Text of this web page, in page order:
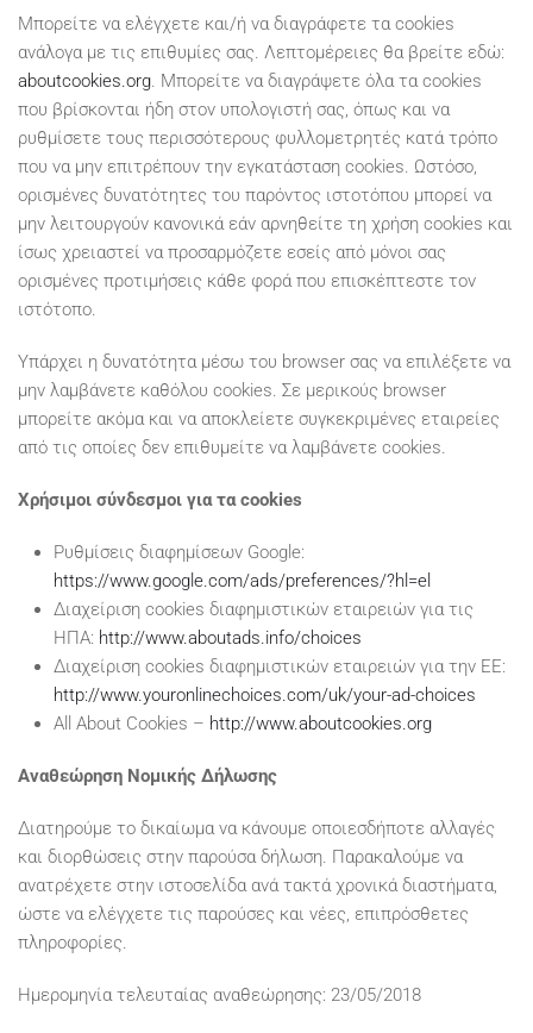
Μπορείτε να ελέγχετε και/ή να διαγράφετε τα cookies
ανάλογα με τις επιθυμίες σας. Λεπτομέρειες θα βρείτε εδώ:
aboutcookies.org. Μπορείτε να διαγράψετε όλα τα cookies
που βρίσκονται ήδη στον υπολογιστή σας, όπως και να
ρυθμίσετε τους περισσότερους φυλλομετρητές κατά τρόπο
που να μην επιτρέπουν την εγκατάσταση cookies. Ωστόσο,
ορισμένες δυνατότητες του παρόντος ιστοτόπου μπορεί να
μην λειτουργούν κανονικά εάν αρνηθείτε τη χρήση cookies και
ίσως χρειαστεί να προσαρμόζετε εσείς από μόνοι σας
ορισμένες προτιμήσεις κάθε φορά που επισκέπτεστε τον
ιστότοπο.
Υπάρχει η δυνατότητα μέσω του browser σας να επιλέξετε να
μην λαμβάνετε καθόλου cookies. Σε μερικούς browser
μπορείτε ακόμα και να αποκλείετε συγκεκριμένες εταιρείες
από τις οποίες δεν επιθυμείτε να λαμβάνετε cookies.
Χρήσιμοι σύνδεσμοι για τα cookies
Ρυθμίσεις διαφημίσεων Google:
https://www.google.com/ads/preferences/?hl=el
Διαχείριση cookies διαφημιστικών εταιρειών για τις
ΗΠΑ: http://www.aboutads.info/choices
Διαχείριση cookies διαφημιστικών εταιρειών για την ΕΕ:
http://www.youronlinechoices.com/uk/your-ad-choices
All About Cookies – http://www.aboutcookies.org
Αναθεώρηση Νομικής Δήλωσης
Διατηρούμε το δικαίωμα να κάνουμε οποιεσδήποτε αλλαγές
και διορθώσεις στην παρούσα δήλωση. Παρακαλούμε να
ανατρέχετε στην ιστοσελίδα ανά τακτά χρονικά διαστήματα,
ώστε να ελέγχετε τις παρούσες και νέες, επιπρόσθετες
πληροφορίες.
Ημερομηνία τελευταίας αναθεώρησης: 23/05/2018